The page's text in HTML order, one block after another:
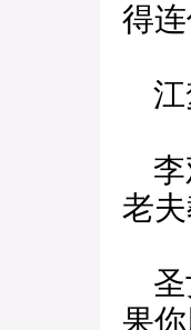
得
江
李
老
圣
果